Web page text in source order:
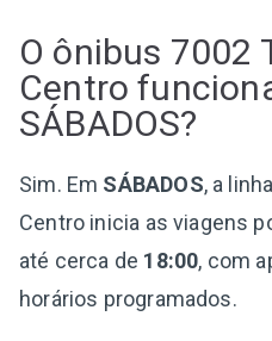
O ônibus 7002
Centro
SÁBADOS?
Sim. Em SÁBADOS, a
Centro inicia as viagens
até cerca de 18:00, com
horários programados.